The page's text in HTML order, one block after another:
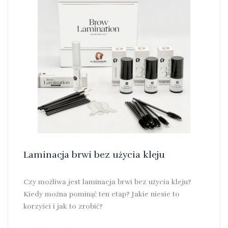
Laminacja brwi bez użycia kleju
Czy możliwa jest laminacja brwi bez użycia kleju?
Kiedy można pominąć ten etap? Jakie niesie to
korzyści i jak to zrobić?